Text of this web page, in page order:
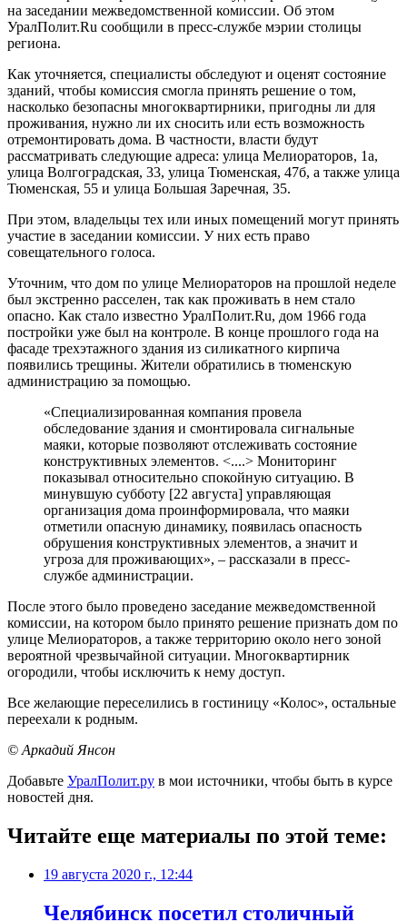
на заседании межведомственной комиссии. Об этом
УралПолит.Ru сообщили в пресс-службе мэрии столицы
региона.
Как уточняется, специалисты обследуют и оценят состояние
зданий, чтобы комиссия смогла принять решение о том,
насколько безопасны многоквартирники, пригодны ли для
проживания, нужно ли их сносить или есть возможность
отремонтировать дома. В частности, власти будут
рассматривать следующие адреса: улица Мелиораторов, 1а,
улица Волгоградская, 33, улица Тюменская, 47б, а также улица
Тюменская, 55 и улица Большая Заречная, 35.
При этом, владельцы тех или иных помещений могут принять
участие в заседании комиссии. У них есть право
совещательного голоса.
Уточним, что дом по улице Мелиораторов на прошлой неделе
был экстренно расселен, так как проживать в нем стало
опасно. Как стало известно УралПолит.Ru, дом 1966 года
постройки уже был на контроле. В конце прошлого года на
фасаде трехэтажного здания из силикатного кирпича
появились трещины. Жители обратились в тюменскую
администрацию за помощью.
«Специализированная компания провела
обследование здания и смонтировала сигнальные
маяки, которые позволяют отслеживать состояние
конструктивных элементов. <....> Мониторинг
показывал относительно спокойную ситуацию. В
минувшую субботу [22 августа] управляющая
организация дома проинформировала, что маяки
отметили опасную динамику, появилась опасность
обрушения конструктивных элементов, а значит и
угроза для проживающих», – рассказали в пресс-
службе администрации.
После этого было проведено заседание межведомственной
комиссии, на котором было принято решение признать дом по
улице Мелиораторов, а также территорию около него зоной
вероятной чрезвычайной ситуации. Многоквартирник
огородили, чтобы исключить к нему доступ.
Все желающие переселились в гостиницу «Колос», остальные
переехали к родным.
© Аркадий Янсон
Добавьте УралПолит.ру в мои источники, чтобы быть в курсе
новостей дня.
Читайте еще материалы по этой теме:
19 августа 2020 г., 12:44
Челябинск посетил столичный